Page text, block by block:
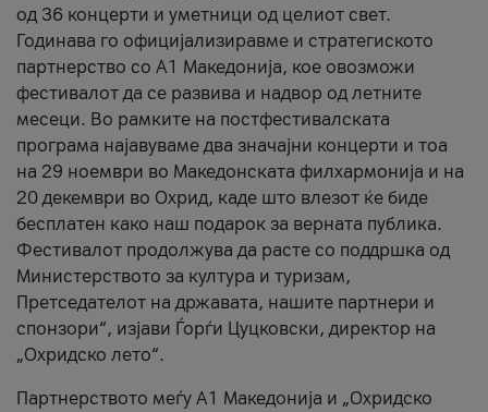
од 36 концерти и уметници од целиот свет.
Годинава го официјализиравме и стратегиското
партнерство со А1 Македонија, кое овозможи
фестивалот да се развива и надвор од летните
месеци. Во рамките на постфестивалската
програма најавуваме два значајни концерти и тоа
на 29 ноември во Македонската филхармонија и на
20 декември во Охрид, каде што влезот ќе биде
бесплатен како наш подарок за верната публика.
Фестивалот продолжува да расте со поддршка од
Министерството за култура и туризам,
Претседателот на државата, нашите партнери и
спонзори“, изјави Ѓорѓи Цуцковски, директор на
„Охридско лето“.
Партнерството меѓу A1 Македонија и „Охридско